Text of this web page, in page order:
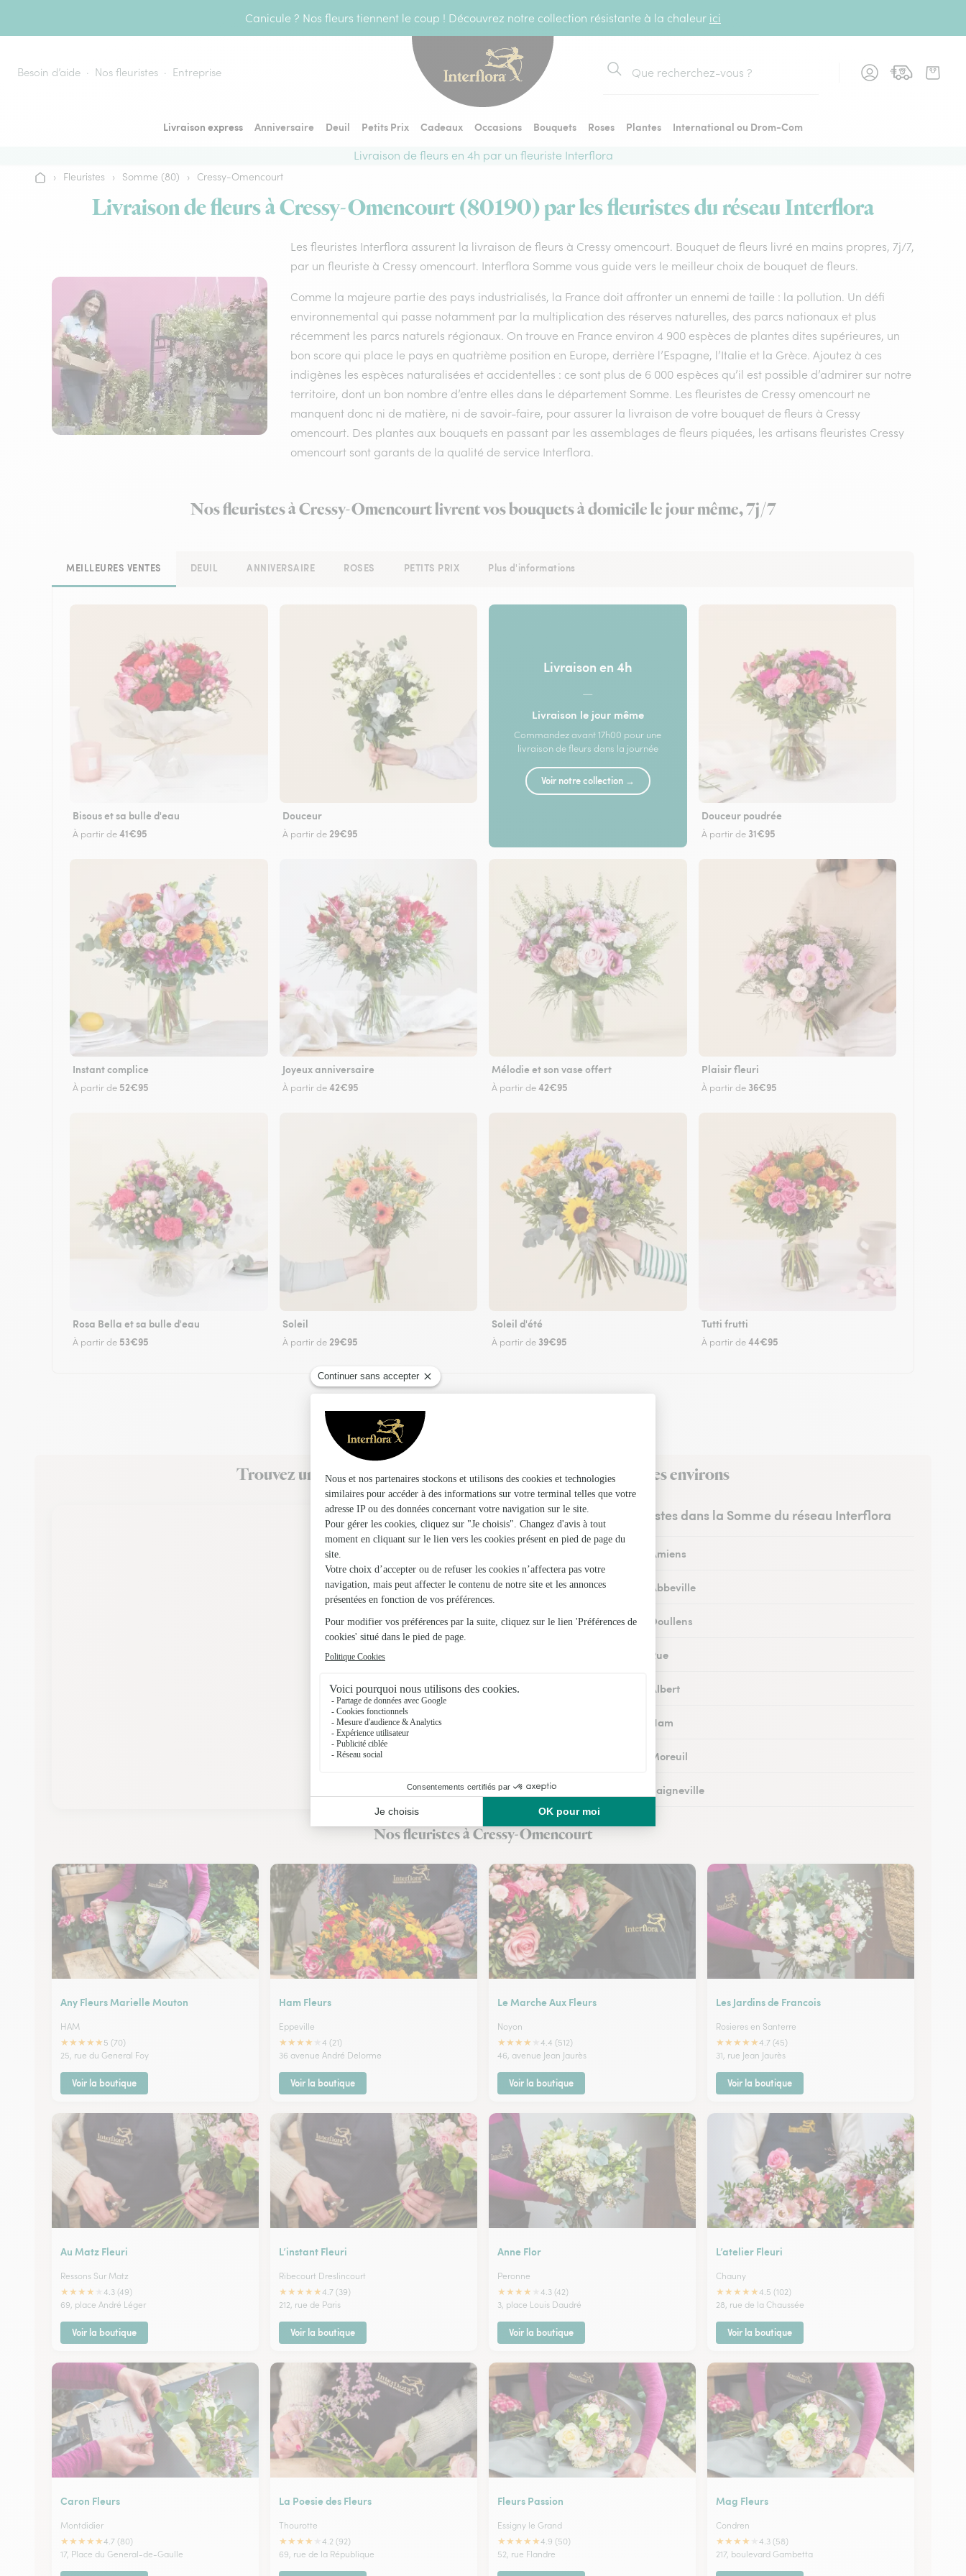
Canicule ? Nos fleurs tiennent le coup ! Découvrez notre collection résistante à la chaleur ici
Besoin d’aide Nos fleuristes Entreprise
Rechercher
Livraison express Anniversaire Deuil Petits Prix Cadeaux Occasions Bouquets Roses Plantes
International ou Drom-Com
Livraison de fleurs en 4h par un fleuriste Interflora
Accueil
› Fleuristes › Somme (80) › Cressy-Omencourt
Livraison de fleurs à Cressy-Omencourt (80190) par les fleuristes du réseau Interflora
Les fleuristes Interflora assurent la livraison de fleurs à Cressy omencourt. Bouquet de fleurs livré en mains propres, 7j/7,
par un fleuriste à Cressy omencourt. Interflora Somme vous guide vers le meilleur choix de bouquet de fleurs.
Comme la majeure partie des pays industrialisés, la France doit affronter un ennemi de taille : la pollution. Un défi
environnemental qui passe notamment par la multiplication des réserves naturelles, des parcs nationaux et plus
récemment les parcs naturels régionaux. On trouve en France environ 4 900 espèces de plantes dites supérieures, un
bon score qui place le pays en quatrième position en Europe, derrière l’Espagne, l’Italie et la Grèce. Ajoutez à ces
indigènes les espèces naturalisées et accidentelles : ce sont plus de 6 000 espèces qu’il est possible d’admirer sur notre
territoire, dont un bon nombre d’entre elles dans le département Somme. Les fleuristes de Cressy omencourt ne
manquent donc ni de matière, ni de savoir-faire, pour assurer la livraison de votre bouquet de fleurs à Cressy
omencourt. Des plantes aux bouquets en passant par les assemblages de fleurs piquées, les artisans fleuristes Cressy
omencourt sont garants de la qualité de service Interflora.
Nos fleuristes à Cressy-Omencourt livrent vos bouquets à domicile le jour même, 7j/7
MEILLEURES VENTES DEUIL ANNIVERSAIRE ROSES PETITS PRIX Plus d'informations
Bisous et sa bulle d'eau
À partir de41€95
Douceur
À partir de 29€95
Livraison en 4h
—
Livraison le jour même
Commandez avant 17h00 pour une
livraison de fleurs dans la journée
Voir notre collection →
Douceur poudrée
À partir de 31€95
Instant complice
À partir de 52€95
Joyeux anniversaire
À partir de42€95
Mélodie et son vase offert
À partir de42€95
Plaisir fleuri
À partir de 36€95
Rosa Bella et sa bulle d'eau
À partir de 53€95
Soleil
À partir de 29€95
Soleil d'été
À partir de 39€95
Tutti frutti
À partir de44€95
Trouvez un fleuriste Interflora à Cressy-Omencourt et dans ses environs
Les fleuristes dans la Somme du réseau Interflora
Fleuristes à Amiens
Fleuristes à Abbeville
Fleuristes à Doullens
Fleuristes à Rue
Fleuristes à Albert
Fleuristes à Ham
Fleuristes à Moreuil
Fleuristes à Saigneville
Fleuristes à Airaines
Nos fleuristes à Cressy-Omencourt
Any Fleurs Marielle Mouton
HAM
★★★★★ 5 (70)
25, rue du General Foy
Voir la boutique
Ham Fleurs
Eppeville
★★★★
4 (21)
36 avenue André Delorme
Voir la boutique
Le Marche Aux Fleurs
Noyon
★★★★
4.4 (512)
46, avenue Jean Jaurès
Voir la boutique
Les Jardins de Francois
Rosieres en Santerre
★★★★★4.7 (45)
31, rue Jean Jaurès
Voir la boutique
Au Matz Fleuri
Ressons Sur Matz
★★★★
4.3 (49)
69, place André Léger
Voir la boutique
L’instant Fleuri
Ribecourt Dreslincourt
★★★★★4.7 (39)
212, rue de Paris
Voir la boutique
Anne Flor
Peronne
★★★★
4.3 (42)
3, place Louis Daudré
Voir la boutique
L’atelier Fleuri
Chauny
★★★★★4.5 (102)
28, rue de la Chaussée
Voir la boutique
Caron Fleurs
Montdidier
★★★★★4.7 (80)
17, Place du General-de-Gaulle
La Poesie des Fleurs
Thourotte
★★★★
4.2 (92)
69, rue de la République
Fleurs Passion
Essigny le Grand
★★★★★4.9 (50)
52, rue Flandre
Mag Fleurs
Condren
★★★★
4.3 (58)
217, boulevard Gambetta